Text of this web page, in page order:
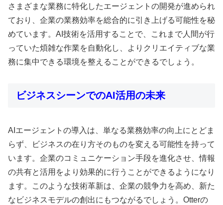
さまざまな業務に特化したエージェントの開発が進められ
ており、企業の業務効率を総合的に引き上げる可能性を秘
めています。AI技術を活用することで、これまで人間が行
っていた煩雑な作業を自動化し、よりクリエイティブな業
務に集中できる環境を整えることができるでしょう。
ビジネスシーンでのAI活用の未来
AIエージェントの導入は、単なる業務効率の向上にとどま
らず、ビジネスの在り方そのものを変える可能性を持って
います。企業のコミュニケーション手段を進化させ、情報
の共有と活用をより効果的に行うことができるようになり
ます。このような技術革新は、企業の競争力を高め、新た
なビジネスモデルの創出にもつながるでしょう。Otterの